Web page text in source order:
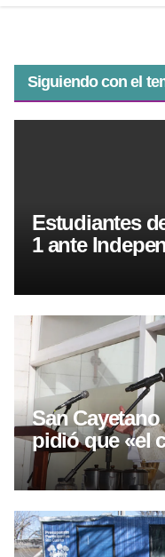
Siguiendo con el
Estudiantes
1 ante
San
pidió que «el
del trabajo»